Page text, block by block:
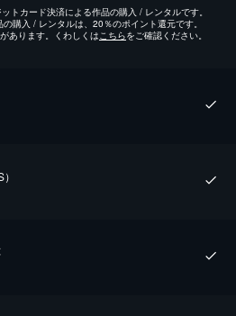
トカード決済による作品の購入 / レンタルです。
購入 / レンタルは、20％のポイント還元です。
あります。くわしくはこちらをご確認ください。